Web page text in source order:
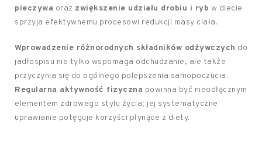
pieczywa oraz zwiększenie udziału drobiu i ryb w diecie
sprzyja efektywnemu procesowi redukcji masy ciała.
Wprowadzenie różnorodnych składników odżywczych do
jadłospisu nie tylko wspomaga odchudzanie, ale także
przyczynia się do ogólnego polepszenia samopoczucia.
Regularna aktywność fizyczna powinna być nieodłącznym
elementem zdrowego stylu życia; jej systematyczne
uprawianie potęguje korzyści płynące z diety.